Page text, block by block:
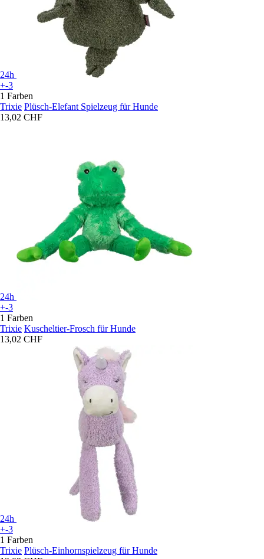
24h
+-3
1 Farben
Trixie Plüsch-Elefant Spielzeug für Hunde
13,02 CHF
24h
+-3
1 Farben
Trixie Kuscheltier-Frosch für Hunde
13,02 CHF
24h
+-3
1 Farben
Trixie Plüsch-Einhornspielzeug für Hunde